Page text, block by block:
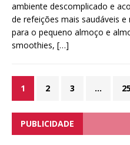
ambiente descomplicado e
de refeições mais saudáveis
para o pequeno almoço e
smoothies, […]
1 2 3 … 25
PUBLICIDADE